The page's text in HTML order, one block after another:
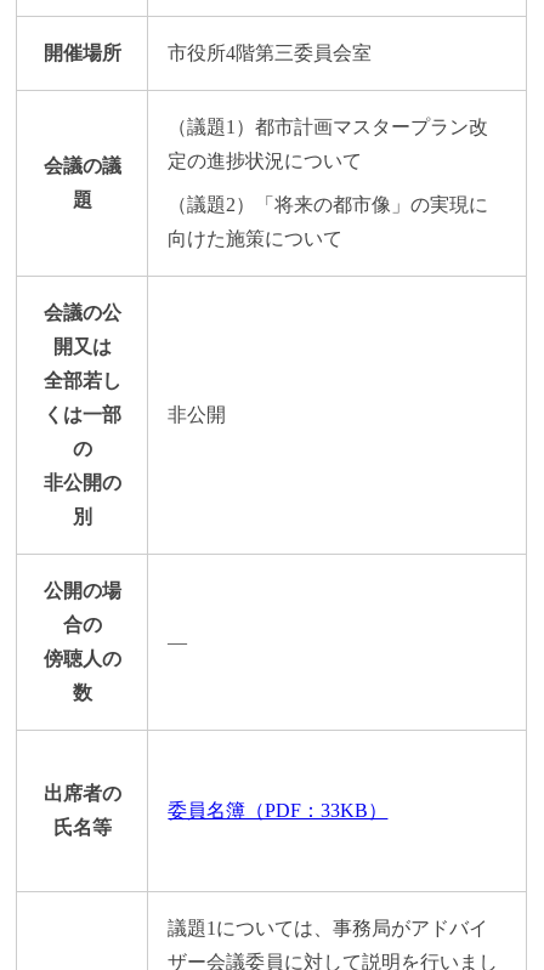
開催場所 市役所4階第三委員会室
会議の議
題
（議題1）都市計画マスタープラン改
定の進捗状況について
（議題2）「将来の都市像」の実現に
向けた施策について
会議の公
開又は
全部若し
くは一部
の
非公開の
別
非公開
公開の場
合の
傍聴人の
数
―
出席者の
氏名等
委員名簿（PDF：33KB）
議題1については、事務局がアドバイ
ザー会議委員に対して説明を行いまし